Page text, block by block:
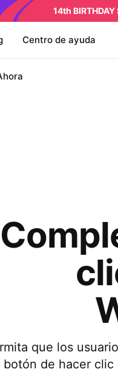
14th BIRTHDAY
Centro de ayuda
que los
botón de hacer clic